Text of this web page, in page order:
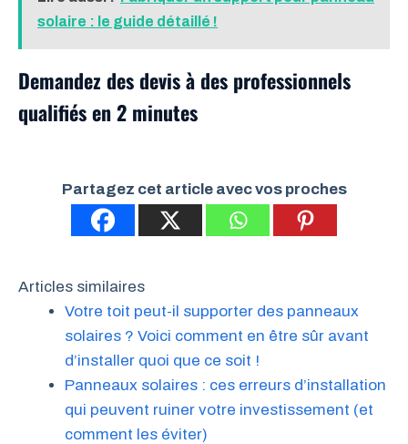
solaire : le guide détaillé !
Demandez des devis à des professionnels
qualifiés en 2 minutes
Partagez cet article avec vos proches
Articles similaires
Votre toit peut-il supporter des panneaux
solaires ? Voici comment en être sûr avant
d’installer quoi que ce soit !
Panneaux solaires : ces erreurs d’installation
qui peuvent ruiner votre investissement (et
comment les éviter)